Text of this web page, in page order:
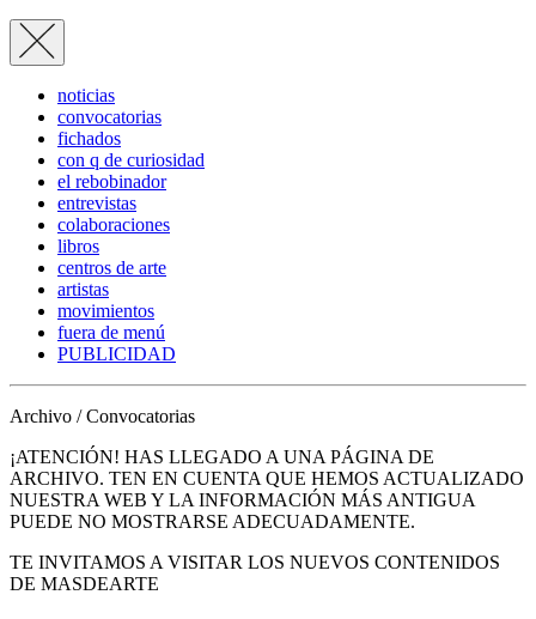
noticias
convocatorias
fichados
con q de curiosidad
el rebobinador
entrevistas
colaboraciones
libros
centros de arte
artistas
movimientos
fuera de menú
PUBLICIDAD
Archivo / Convocatorias
¡ATENCIÓN! HAS LLEGADO A UNA PÁGINA DE
ARCHIVO. TEN EN CUENTA QUE HEMOS ACTUALIZADO
NUESTRA WEB Y LA INFORMACIÓN MÁS ANTIGUA
PUEDE NO MOSTRARSE ADECUADAMENTE.
TE INVITAMOS A VISITAR LOS NUEVOS CONTENIDOS
DE MASDEARTE